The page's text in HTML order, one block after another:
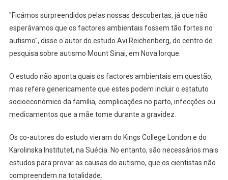
"Ficámos surpreendidos pelas nossas descobertas, já que não
esperávamos que os factores ambientais fossem tão fortes no
autismo", disse o autor do estudo Avi Reichenberg, do centro de
pesquisa sobre autismo Mount Sinai, em Nova Iorque.
O estudo não aponta quais os factores ambientais em questão,
mas refere genericamente que estes podem incluir o estatuto
socioeconómico da família, complicações no parto, infecções ou
medicamentos que a mãe tome durante a gravidez.
Os co-autores do estudo vieram do Kings College London e do
Karolinska Institutet, na Suécia. No entanto, são necessários mais
estudos para provar as causas do autismo, que os cientistas não
compreendem na totalidade.